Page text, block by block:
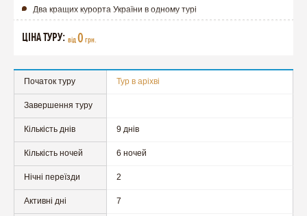
Два кращих курорта України в одному турі
ЦІНА ТУРУ: від0 грн.
Початок туру Тур в аріхві
Завершення туру
Кількість днів 9 днів
Кількість ночей 6 ночей
Нічні переїзди 2
Активні дні 7